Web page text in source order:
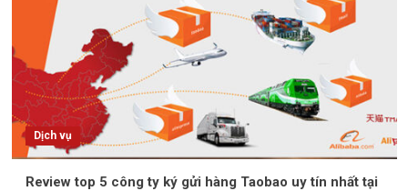
Dịch vụ
Review top 5 công ty ký gửi hàng Taobao uy tín nhất tại